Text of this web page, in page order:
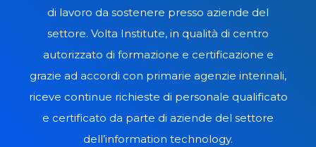
di lavoro da sostenere presso aziende del
settore. Volta Institute, in qualità di centro
autorizzato di formazione e certificazione e
grazie ad accordi con primarie agenzie interinali,
riceve continue richieste di personale qualificato
e certificato da parte di aziende del settore
dell’information technology.